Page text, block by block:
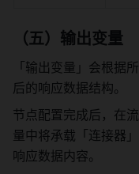
（五）输出变量
「输出变量」会根据
后的响应数据结构。
节点配置完成后，在
量中将承载「连接器
响应数据内容。